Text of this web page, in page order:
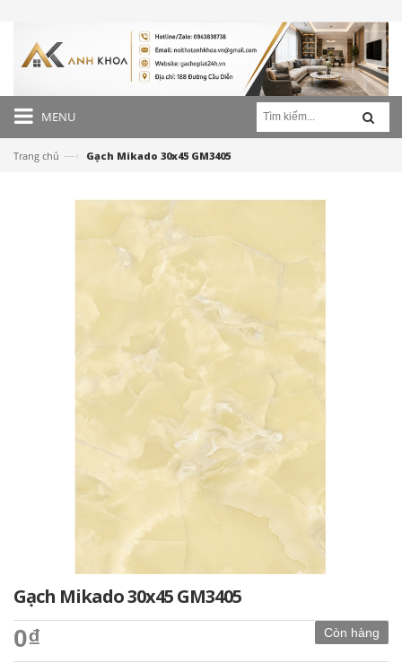
MENU
Trang chủ —› Gạch Mikado 30x45 GM3405
Gạch Mikado 30x45 GM3405
Còn hàng
0₫